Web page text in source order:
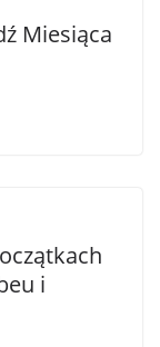
Miesiąca
i